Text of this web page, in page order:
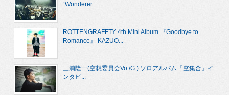
“Wonderer ...
ROTTENGRAFFTY 4th Mini Album 『Goodbye to
Romance』 KAZUO...
三浦隆一(空想委員会Vo./G.) ソロアルバム『空集合』イ
ンタビ...